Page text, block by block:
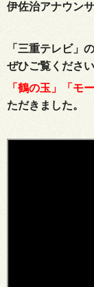
伊佐治アナウン
「三重テレビ」
ぜひご覧ください
「 鶴の玉 」「 モ
ただきました。